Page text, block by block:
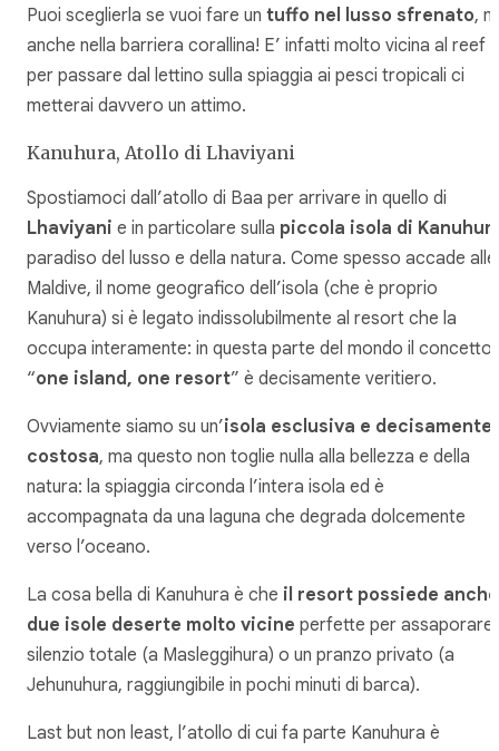
Puoi sceglierla se vuoi fare un tuffo nel lusso sfrenato,
anche nella barriera corallina! E’ infatti molto vicina al reef e
per passare dal lettino sulla spiaggia ai pesci tropicali ci
metterai davvero un attimo.
Kanuhura, Atollo di Lhaviyani
Spostiamoci dall’atollo di Baa per arrivare in quello di
Lhaviyani e in particolare sulla piccola isola di
paradiso del lusso e della natura. Come spesso accade alle
Maldive, il nome geografico dell’isola (che è proprio
Kanuhura) si è legato indissolubilmente al resort che la
occupa interamente: in questa parte del mondo il concetto
“one island, one resort” è decisamente veritiero.
Ovviamente siamo su un’isola esclusiva e decisamente
costosa, ma questo non toglie nulla alla bellezza e della
natura: la spiaggia circonda l’intera isola ed è
accompagnata da una laguna che degrada dolcemente
verso l’oceano.
La cosa bella di Kanuhura è che il resort possiede anche
due isole deserte molto vicine perfette per assaporare
silenzio totale (a Masleggihura) o un pranzo privato (a
Jehunuhura, raggiungibile in pochi minuti di barca).
Last but non least, l’atollo di cui fa parte Kanuhura è